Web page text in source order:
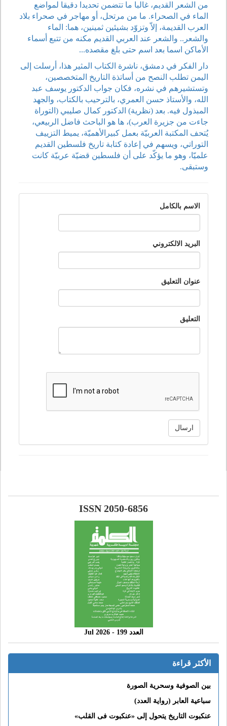
من الشعر القديم، غالبا ما تتضمن تحديدا دقيقا لمواضع
الماء في الصحراء. ما من مرتحل، أو مهاجر في صحراء بلاد
العرب القديمة، إلاّ وتزوّد بشيئين ثمينين، هما: الماء
والشعر.. والشعر عند العربي القديم مكنه من تتبع أسماء
الأماكن اسما بعد اسم حتى بلغ مقصده...
دار الفكر في دمشق، ناشرة الكتاب المثير هذا، أرسلت إلى
اليمن تطلب النصح من أساتذة التاريخ المتخصصين،
وتستشيرهم في نشره، فكان جواب الدكتور يوسف عبد
الله، والأستاذ حسن العمري، بالترحيب بالكتاب، والجهد
المبذول فيه. بعد (نظرية) الدكتور كمال صليبي (التوراة
جاءت من جزيرة العرب)، ها هو الباحث فاضل الربيعي،
يُتحف المكتبة العربيّة بعمل كبيرالأهميّة، يميط التزييف
التوراتي، ويسهم في إعادة كتابة تاريخ فلسطين القديم
علميّا، وهو ما يؤكّد على أن فلسطين قضيّة عربيّة كانت
وستبقى.
الاسم بالكامل
البريد الالكتروني
عنوان التعليق
التعليق
ارسال
ISSN 2050-6856
العدد 199 - 2026 Jul
الأكثر قراءة
بين الصوفية وسحرية الصورة
سباعية العابر (رواية العدد)
عنكبوت التاريخ يتحول إلى «عنكبوت فى القلب»